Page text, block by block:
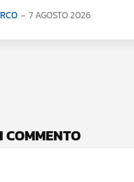
- 7 AGOSTO 2026